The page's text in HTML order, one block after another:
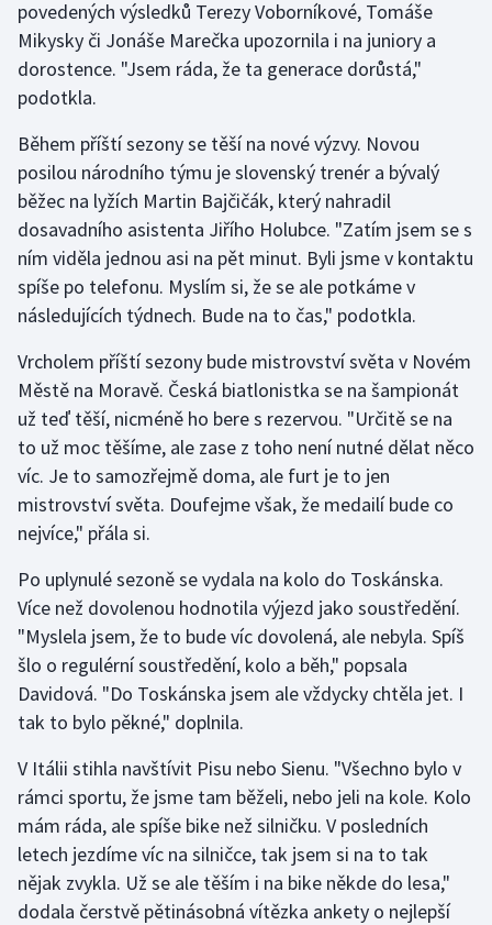
Ragby
Rychlobruslení
Short track
Sportovní střelba
Stolní tenis
Triatlon
Veslování
Vodní slalom
Volejbal
Ostatní
povedených výsledků Terezy Voborníkové, Tomáše
Mikysky či Jonáše Marečka upozornila i na juniory a
dorostence. "Jsem ráda, že ta generace dorůstá,"
podotkla.
Během příští sezony se těší na nové výzvy. Novou
posilou národního týmu je slovenský trenér a bývalý
běžec na lyžích Martin Bajčičák, který nahradil
dosavadního asistenta Jiřího Holubce. "Zatím jsem se s
ním viděla jednou asi na pět minut. Byli jsme v kontaktu
spíše po telefonu. Myslím si, že se ale potkáme v
následujících týdnech. Bude na to čas," podotkla.
Vrcholem příští sezony bude mistrovství světa v Novém
Městě na Moravě. Česká biatlonistka se na šampionát
už teď těší, nicméně ho bere s rezervou. "Určitě se na
to už moc těšíme, ale zase z toho není nutné dělat něco
víc. Je to samozřejmě doma, ale furt je to jen
mistrovství světa. Doufejme však, že medailí bude co
nejvíce," přála si.
Po uplynulé sezoně se vydala na kolo do Toskánska.
Více než dovolenou hodnotila výjezd jako soustředění.
"Myslela jsem, že to bude víc dovolená, ale nebyla. Spíš
šlo o regulérní soustředění, kolo a běh," popsala
Davidová. "Do Toskánska jsem ale vždycky chtěla jet. I
tak to bylo pěkné," doplnila.
V Itálii stihla navštívit Pisu nebo Sienu. "Všechno bylo v
rámci sportu, že jsme tam běželi, nebo jeli na kole. Kolo
mám ráda, ale spíše bike než silničku. V posledních
letech jezdíme víc na silničce, tak jsem si na to tak
nějak zvykla. Už se ale těším i na bike někde do lesa,"
dodala čerstvě pětinásobná vítězka ankety o nejlepší